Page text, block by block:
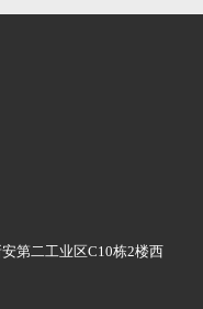
第二工业区C10栋2楼西